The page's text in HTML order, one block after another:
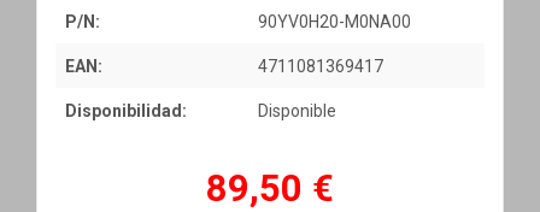
P/N: 90YV0H20-M0NA00
EAN: 4711081369417
Disponibilidad: Disponible
89,50 €